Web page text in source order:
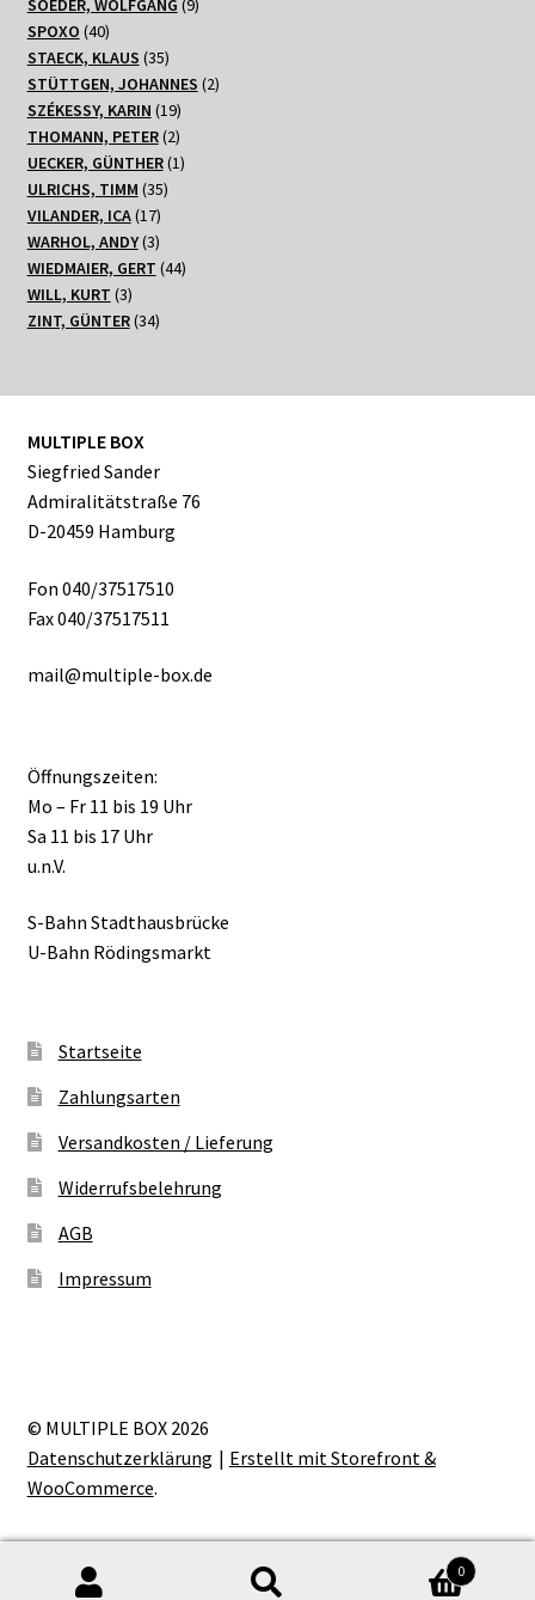
SOEDER, WOLFGANG 9
SPOXO 4040
Produkte
STAECK, KLAUS 3535
Produkte
STÜTTGEN, JOHANNES 22
SZÉKESSY, KARIN 1919
Produkte
THOMANN, PETER 22
Produkte
UECKER, GÜNTHER 11
ULRICHS, TIMM 3535
VILANDER, ICA 1717
Produkte
WARHOL, ANDY 33
Produkte
WIEDMAIER, GERT 4444
WILL, KURT 33
Produkte
ZINT, GÜNTER 3434
MULTIPLE BOX
Siegfried Sander
Admiralitätstraße 76
D-20459 Hamburg
Fon 040/37517510
Fax 040/37517511
mail@multiple-box.de
Öffnungszeiten:
Mo – Fr 11 bis 19 Uhr
Sa 11 bis 17 Uhr
u.n.V.
S-Bahn Stadthausbrücke
U-Bahn Rödingsmarkt
Startseite
Zahlungsarten
Versandkosten / Lieferung
Widerrufsbelehrung
AGB
Impressum
© MULTIPLE BOX 2026
Datenschutzerklärung
Erstellt mit Storefront &
WooCommerce.
0